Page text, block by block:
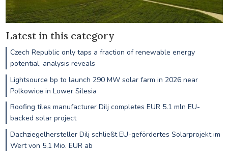
Latest in this category
Czech Republic only taps a fraction of renewable energy
potential, analysis reveals
Lightsource bp to launch 290 MW solar farm in 2026 near
Polkowice in Lower Silesia
Roofing tiles manufacturer Dilj completes EUR 5.1 mln EU-
backed solar project
Dachziegelhersteller Dilj schließt EU-gefördertes Solarprojekt im
Wert von 5,1 Mio. EUR ab